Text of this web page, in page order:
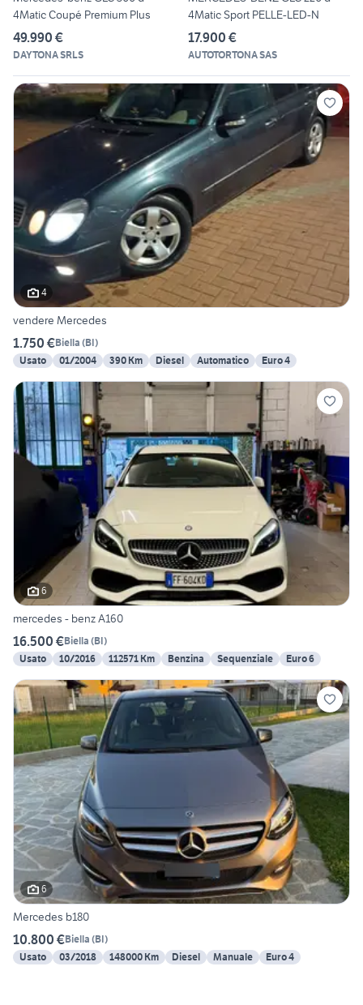
4Matic Coupé Premium Plus
49.990 €
DAYTONA SRLS
4Matic Sport PELLE-LED-N
17.900 €
AUTOTORTONA SAS
4
vendere Mercedes
1.750 €Biella (BI)
Usato
01/2004 390 Km Diesel Automatico Euro 4
6
mercedes - benz A160
16.500 €Biella (BI)
Usato
10/2016 112571 Km Benzina Sequenziale Euro 6
6
Mercedes b180
10.800 €Biella (BI)
Usato
03/2018 148000 Km Diesel Manuale Euro 4